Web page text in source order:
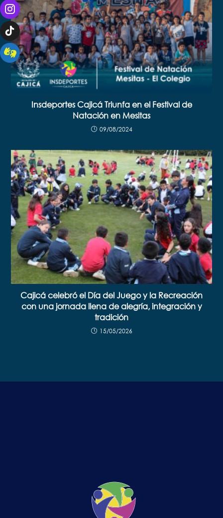
Insdeportes Cajicá Triunfa en el Festival de
Natación en Mesitas
09/08/2024
Cajicá celebró el Día del Juego y la Recreación
con una jornada llena de alegría, integración y
tradición
15/05/2026